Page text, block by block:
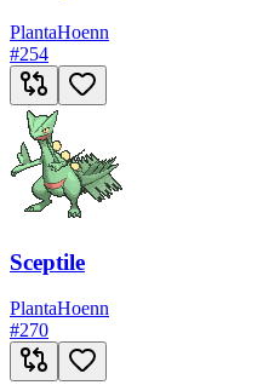
PlantaHoenn
#254
Sceptile
PlantaHoenn
#270